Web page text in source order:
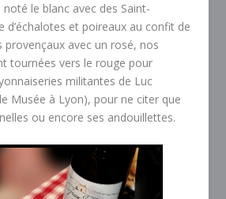
le blanc avec des Saint-
d’échalotes et poireaux au confit de
provençaux avec un rosé, nos
tournées vers le rouge pour
militantes de Luc
Musée à Lyon), pour ne citer que
ou encore ses andouillettes.